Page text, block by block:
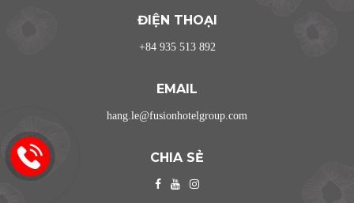
ĐIỆN THOẠI
+84 935 513 892
EMAIL
hang.le@fusionhotelgroup.com
CHIA SẺ